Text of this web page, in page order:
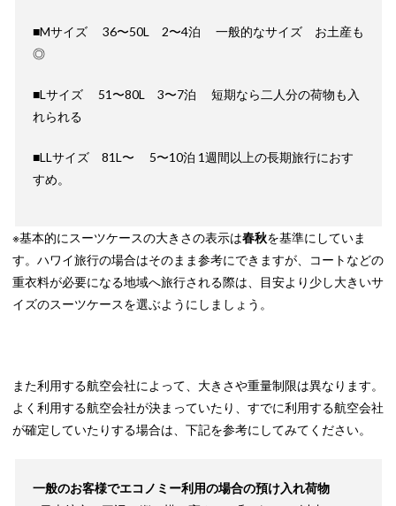
■Mサイズ 36〜50L 2〜4泊 一般的なサイズ お土産も
◎
■Lサイズ 51〜80L 3〜7泊 短期なら二人分の荷物も入
れられる
■LLサイズ 81L〜 5〜10泊 1週間以上の長期旅行におす
すめ。
※基本的にスーツケースの大きさの表示は春秋を基準にしていま
す。ハワイ旅行の場合はそのまま参考にできますが、コートなどの
重衣料が必要になる地域へ旅行される際は、目安より少し大きいサ
イズのスーツケースを選ぶようにしましょう。
また利用する航空会社によって、大きさや重量制限は異なります。
よく利用する航空会社が決まっていたり、すでに利用する航空会社
が確定していたりする場合は、下記を参考にしてみてください。
一般のお客様でエコノミー利用の場合の預け入れ荷物